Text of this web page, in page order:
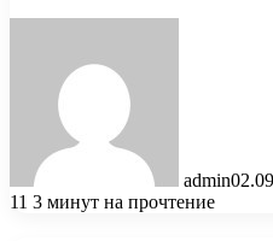
admin
11 3 минут на прочтение